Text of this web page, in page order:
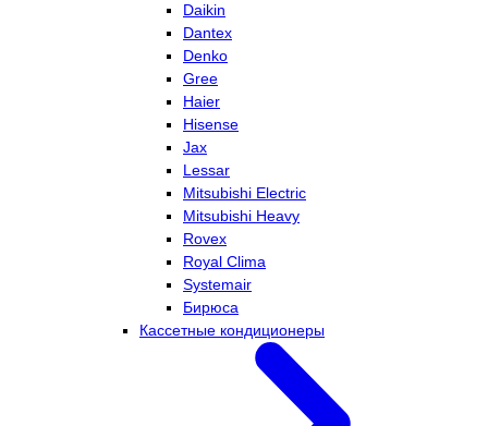
Daikin
Dantex
Denko
Gree
Haier
Hisense
Jax
Lessar
Mitsubishi Electric
Mitsubishi Heavy
Rovex
Royal Clima
Systemair
Бирюса
Кассетные кондиционеры